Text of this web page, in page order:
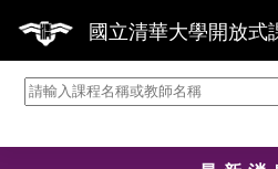
國立清華大學開放式